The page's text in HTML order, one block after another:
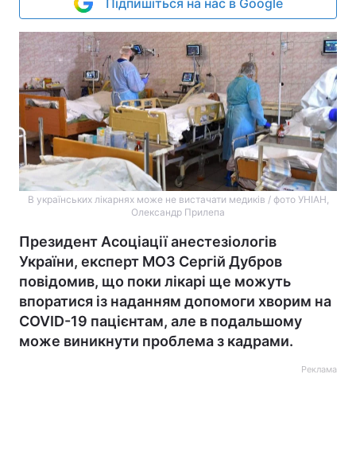
Підпишіться на нас в Google
В українських лікарнях може не вистачати медиків / фото УНІАН,
Олександр Прилепа
Президент Асоціації анестезіологів
України, експерт МОЗ Сергій Дубров
повідомив, що поки лікарі ще можуть
впоратися із наданням допомоги хворим на
COVID-19 пацієнтам, але в подальшому
може виникнути проблема з кадрами.
Реклама